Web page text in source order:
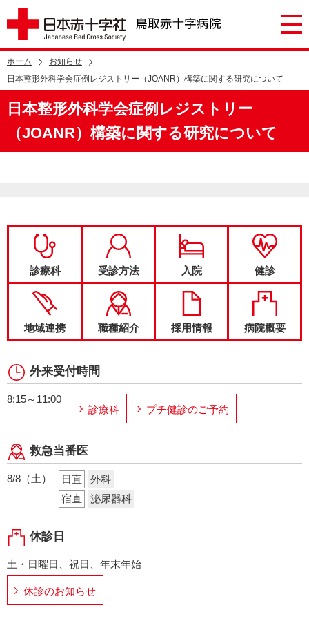
ホーム
お知らせ
日本整形外科学会症例レジストリー（JOANR）構築に関する研究について
日本整形外科学会症例レジストリー
（JOANR）構築に関する研究について
診療科 受診方法 入院 健診
地域連携 職種紹介 採用情報 病院概要
外来受付時間
8:15～11:00
診療科
プチ健診のご予約
救急当番医
8/8（土） 日直
外科
宿直
泌尿器科
休診日
土・日曜日、祝日、年末年始
休診のお知らせ